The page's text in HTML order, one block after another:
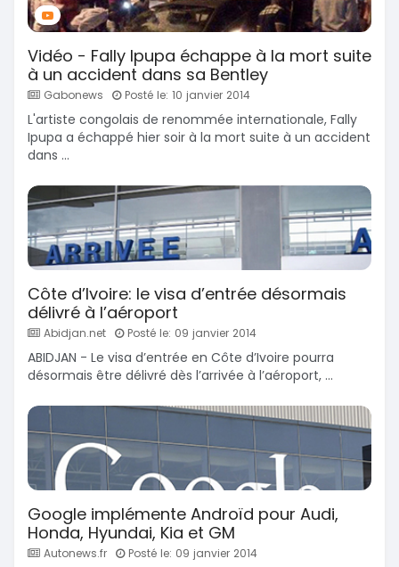
Vidéo - Fally Ipupa échappe à la mort suite
à un accident dans sa Bentley
Gabonews Posté le: 10 janvier 2014
L'artiste congolais de renommée internationale, Fally
Ipupa a échappé hier soir à la mort suite à un accident
dans ...
Côte d’Ivoire: le visa d’entrée désormais
délivré à l’aéroport
Abidjan.net Posté le: 09 janvier 2014
ABIDJAN - Le visa d’entrée en Côte d’Ivoire pourra
désormais être délivré dès l’arrivée à l’aéroport, ...
Google implémente Androïd pour Audi,
Honda, Hyundai, Kia et GM
Autonews.fr Posté le: 09 janvier 2014